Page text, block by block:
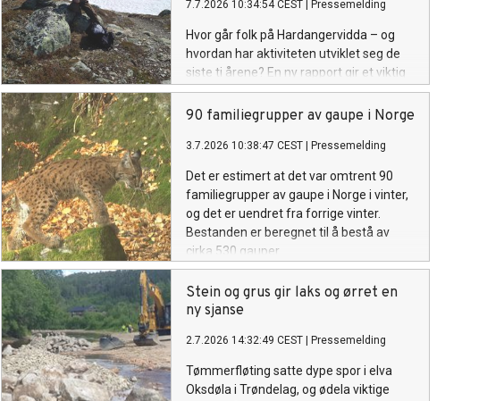
7.7.2026 10:34:54 CEST Pressemelding
Hvor går folk på Hardangervidda – og
hvordan har aktiviteten utviklet seg de
siste ti årene? En ny rapport gir et viktig
kunnskapsgrunnlag for forvaltning av
Norges største villreinområde.
90 familiegrupper av gaupe i Norge
3.7.2026 10:38:47 CEST Pressemelding
Det er estimert at det var omtrent 90
familiegrupper av gaupe i Norge i vinter,
og det er uendret fra forrige vinter.
Bestanden er beregnet til å bestå av
cirka 530 gauper.
Stein og grus gir laks og ørret en
ny sjanse
2.7.2026 14:32:49 CEST Pressemelding
Tømmerfløting satte dype spor i elva
Oksdøla i Trøndelag, og ødela viktige